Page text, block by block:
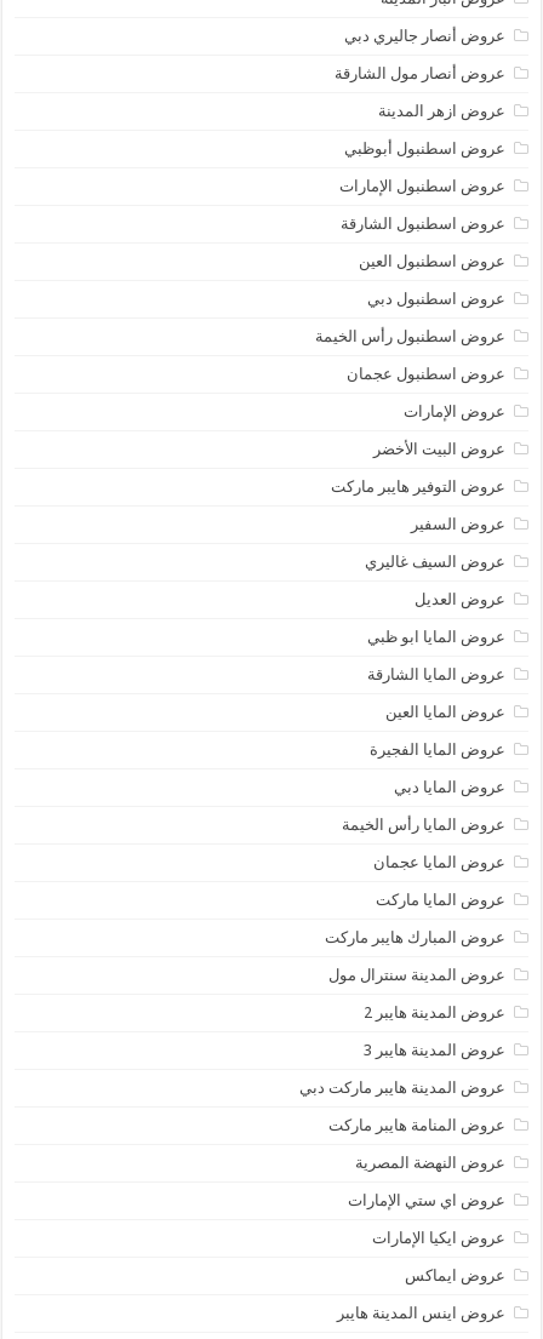
عروض أنصار جاليري دبي
عروض أنصار مول الشارقة
عروض ازهر المدينة
عروض اسطنبول أبوظبي
عروض اسطنبول الإمارات
عروض اسطنبول الشارقة
عروض اسطنبول العين
عروض اسطنبول دبي
عروض اسطنبول رأس الخيمة
عروض اسطنبول عجمان
عروض الإمارات
عروض البيت الأخضر
عروض التوفير هايبر ماركت
عروض السفير
عروض السيف غاليري
عروض العديل
عروض المايا ابو ظبي
عروض المايا الشارقة
عروض المايا العين
عروض المايا الفجيرة
عروض المايا دبي
عروض المايا رأس الخيمة
عروض المايا عجمان
عروض المايا ماركت
عروض المبارك هايبر ماركت
عروض المدينة سنترال مول
عروض المدينة هايبر 2
عروض المدينة هايبر 3
عروض المدينة هايبر ماركت دبي
عروض المنامة هايبر ماركت
عروض النهضة المصرية
عروض اي ستي الإمارات
عروض ايكيا الإمارات
عروض ايماكس
عروض اينس المدينة هايبر